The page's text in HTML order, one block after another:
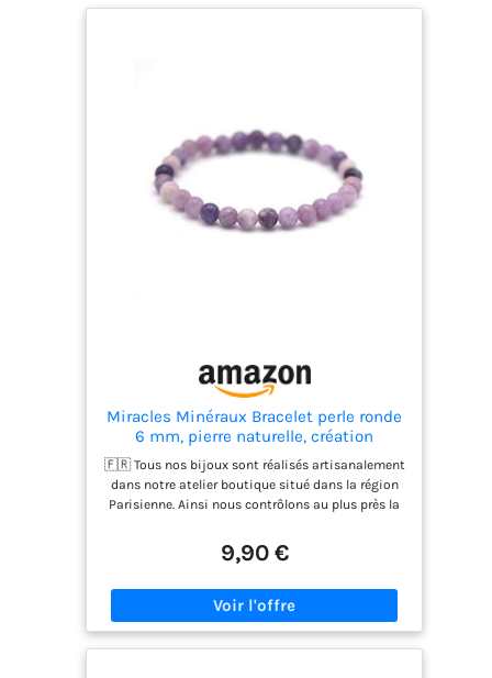
Miracles Minéraux Bracelet perle ronde
6 mm, pierre naturelle, création
artisanale française, plus de 60 choix
(Lépidolite 6 mm)
🇫🇷 Tous nos bijoux sont réalisés artisanalement
dans notre atelier boutique situé dans la région
Parisienne. Ainsi nous contrôlons au plus près la
9,90 €